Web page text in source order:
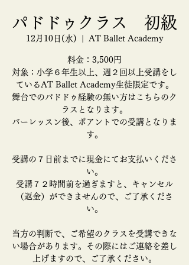
パドドゥクラス 初級
12月10日(水) AT Ballet Academy
料金：3,500円
対象：小学６年生以上、週２回以上受講をし
ているAT Ballet Academy生徒限定です。
舞台でのパドドゥ経験の無い方はこちらのク
ラスとなります。
バーレッスン後、ポアントでの受講となりま
す。
受講の７日前までに現金にてお支払いくださ
い。
受講７２時間前を過ぎますと、キャンセル
（返金）ができませんので、ご了承くださ
い。
当方の判断で、ご希望のクラスを受講できな
い場合があります。その際にはご連絡を差し
上げますので、ご了承ください。